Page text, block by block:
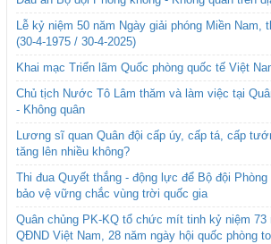
Lễ kỷ niệm 50 năm Ngày giải phóng Miền Nam,
(30-4-1975 / 30-4-2025)
Khai mạc Triển lãm Quốc phòng quốc tế Việt
Chủ tịch Nước Tô Lâm thăm và làm việc tại
- Không quân
Lương sĩ quan Quân đội cấp úy, cấp tá, cấp
tăng lên nhiều không?
Thi đua Quyết thắng - động lực để Bộ đội Phòng
bảo vệ vững chắc vùng trời quốc gia
Quân chủng PK-KQ tổ chức mít tinh kỷ niệm 73
QĐND Việt Nam, 28 năm ngày hội quốc phòng